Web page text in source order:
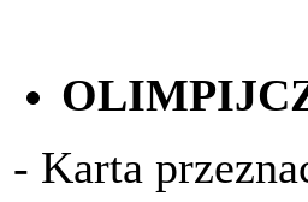
- Karta